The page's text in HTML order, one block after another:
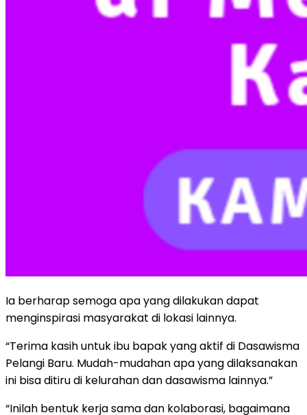
Ia berharap semoga apa yang dilakukan dapat
menginspirasi masyarakat di lokasi lainnya.
“Terima kasih untuk ibu bapak yang aktif di Dasawisma
Pelangi Baru. Mudah-mudahan apa yang dilaksanakan
ini bisa ditiru di kelurahan dan dasawisma lainnya.”
“Inilah bentuk kerja sama dan kolaborasi, bagaimana